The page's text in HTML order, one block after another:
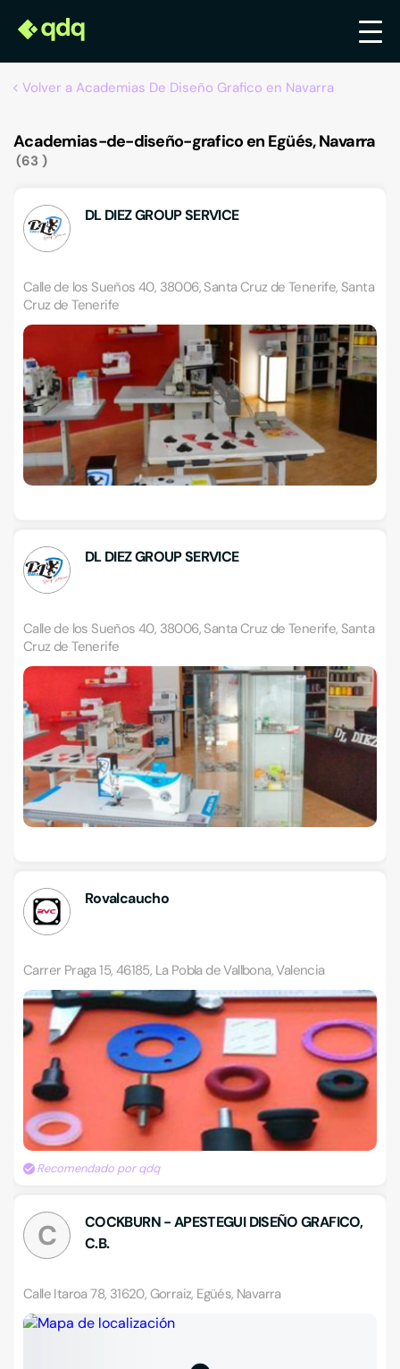
Volver a Academias De Diseño Grafico en Navarra
Academias-de-diseño-grafico en Egüés, Navarra
63
DL DIEZ GROUP SERVICE
Calle de los Sueños 40, 38006, Santa Cruz de Tenerife, Santa
Cruz de Tenerife
DL DIEZ GROUP SERVICE
Calle de los Sueños 40, 38006, Santa Cruz de Tenerife, Santa
Cruz de Tenerife
Rovalcaucho
Carrer Praga 15, 46185, La Pobla de Vallbona, Valencia
Recomendado por qdq
C
COCKBURN - APESTEGUI DISEÑO GRAFICO,
C.B.
Calle Itaroa 78, 31620, Gorraiz, Egüés, Navarra